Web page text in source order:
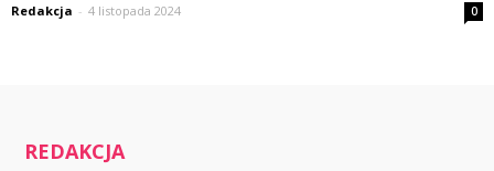
Redakcja - 4 listopada 2024 0
REDAKCJA